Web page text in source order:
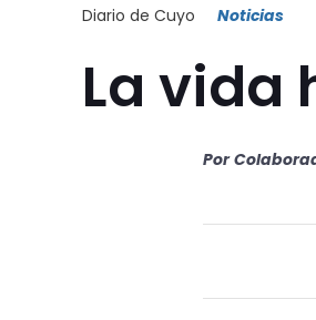
Diario de Cuyo Noticias
La vida
Por